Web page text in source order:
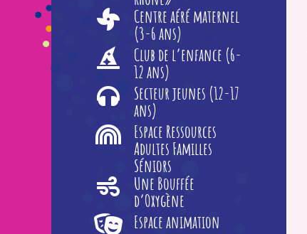
Centre aéré maternel
(3-6 ans)
Club de l’enfance (6-
12 ans)
Secteur jeunes (12-17
ans)
Espace Ressources
Adultes Familles
Séniors
Une Bouffée
d’Oxygène
Espace animation